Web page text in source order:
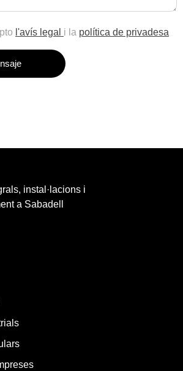
l'avís legal i la política de privadesa
instal·lacions i
a Sabadell